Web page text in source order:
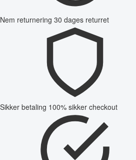
Nem returnering 30 dages returret
Sikker betaling 100% sikker checkout